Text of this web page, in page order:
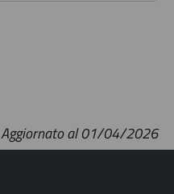
Aggiornato al 01/04/2026